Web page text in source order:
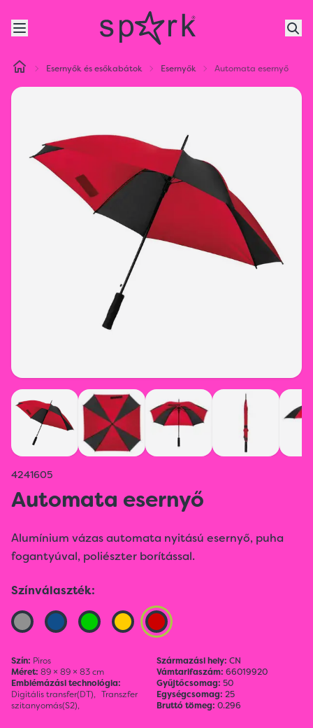
Esernyők és esőkabátok Esernyők Automata esernyő
4241605
Automata esernyő
Alumínium vázas automata nyitású esernyő, puha
fogantyúval, poliészter borítással.
Színválaszték:
Szín: Piros
Méret: 89 × 89 × 83 cm
Emblémázási technológia:
Digitális transfer(DT), Transzfer
szitanyomás(S2),
Származási hely: CN
Vámtarifaszám: 66019920
Gyűjtőcsomag: 50
Egységcsomag: 25
Bruttó tömeg: 0.296